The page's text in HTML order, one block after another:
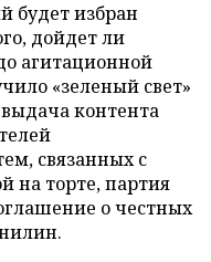
будет избран
дойдет ли
агитационной
«зеленый свет»
контента
связанных с
на торте, партия
о честных